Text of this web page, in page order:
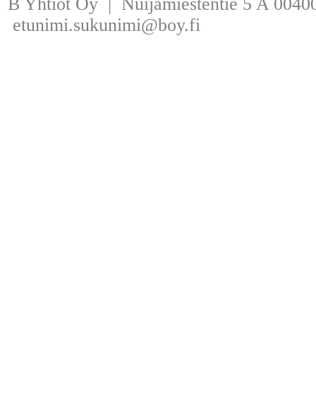
etunimi.sukunimi@boy.fi